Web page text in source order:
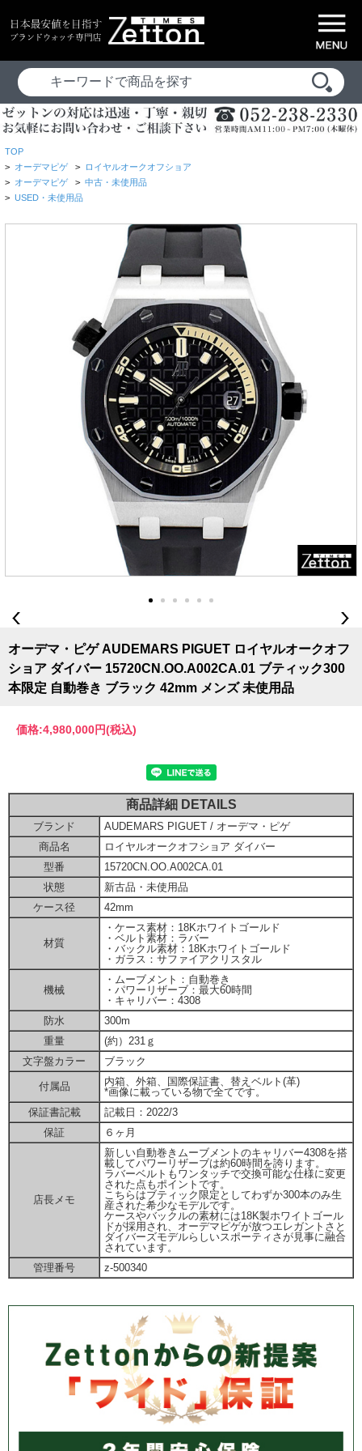
TOP
> オーデマピゲ > ロイヤルオークオフショア
> オーデマピゲ > 中古・未使用品
> USED・未使用品
オーデマ・ピゲ AUDEMARS PIGUET ロイヤルオークオフ
ショア ダイバー 15720CN.OO.A002CA.01 ブティック300
本限定 自動巻き ブラック 42mm メンズ 未使用品
価格:4,980,000円(税込)
商品詳細 DETAILS
ブランド
AUDEMARS PIGUET / オーデマ・ピゲ
商品名
ロイヤルオークオフショア ダイバー
型番
15720CN.OO.A002CA.01
状態
新古品・未使用品
ケース径
42mm
材質
・ケース素材：18Kホワイトゴールド
・ベルト素材：ラバー
・バックル素材：18Kホワイトゴールド
・ガラス：サファイアクリスタル
機械
・ムーブメント：自動巻き
・パワーリザーブ：最大60時間
・キャリバー：4308
防水
300m
重量
(約）231ｇ
文字盤カラー
ブラック
付属品
内箱、外箱、国際保証書、替えベルト(革)
*画像に載っている物で全てです。
保証書記載
記載日：2022/3
保証
６ヶ月
店長メモ
新しい自動巻きムーブメントのキャリバー4308を搭
載してパワーリザーブは約60時間を誇ります。
ラバーベルトもワンタッチで交換可能な仕様に変更
された点もポイントです。
こちらはブティック限定としてわずか300本のみ生
産された希少なモデルです。
ケースやバックルの素材には18K製ホワイトゴール
ドが採用され、オーデマピゲが放つエレガントさと
ダイバーズモデルらしいスポーティさが見事に融合
されています。
管理番号
z-500340